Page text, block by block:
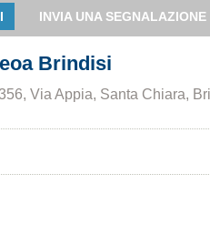
INVIA UNA SEGNALAZIONE
Brindisi
Via Appia, Santa Chiara,